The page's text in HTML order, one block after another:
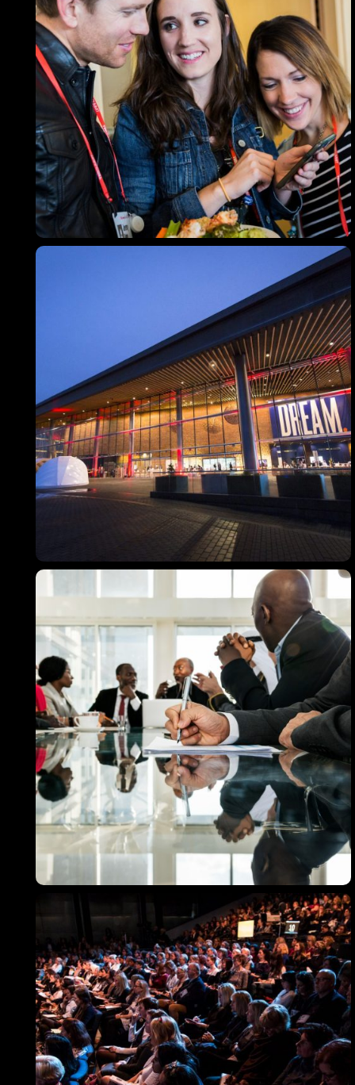
Topics
Business Engineering Growth Platform
When
Sunday to Wednesday
467 Davidson ave
Los Angeles CA 95716
Get directions